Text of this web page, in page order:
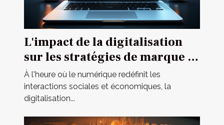
L'impact de la digitalisation
sur les stratégies de marque à
l'échelle globale
À l'heure où le numérique redéfinit les
interactions sociales et économiques, la
digitalisation...